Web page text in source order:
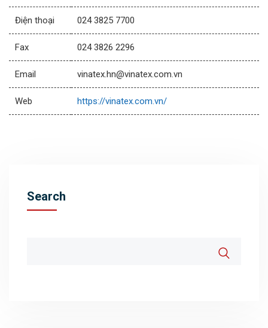
Điện thoại 024 3825 7700
Fax 024 3826 2296
Email vinatex.hn@vinatex.com.vn
Web https://vinatex.com.vn/
Search